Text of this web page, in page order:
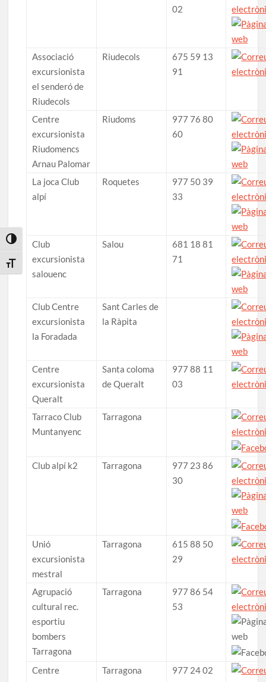
Toggle High Contrast
Toggle Font size
02
Associació
excursionista
el senderó de
Riudecols
Riudecols
675 59 13
91
Centre
excursionista
Riudomencs
Arnau Palomar
Riudoms
977 76 80
60
La joca Club
alpí
Roquetes
977 50 39
33
Club
excursionista
salouenc
Salou
681 18 81
71
Club Centre
excursionista
la Foradada
Sant Carles de
la Ràpita
Centre
excursionista
Queralt
Santa coloma
de Queralt
977 88 11
03
Tarraco Club
Muntanyenc
Tarragona
Club alpí k2 Tarragona
977 23 86
30
Unió
excursionista
mestral
Tarragona
615 88 50
29
Agrupació
cultural rec.
esportiu
bombers
Tarragona
Tarragona
977 86 54
53
Centre
Tarragona
977 24 02